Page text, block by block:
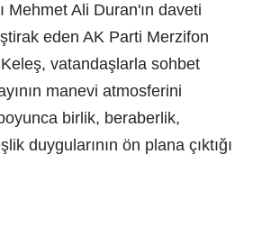
Mehmet Ali Duran'ın daveti
eden AK Parti Merzifon
vatandaşlarla sohbet
manevi atmosferini
birlik, beraberlik,
duygularının ön plana çıktığı